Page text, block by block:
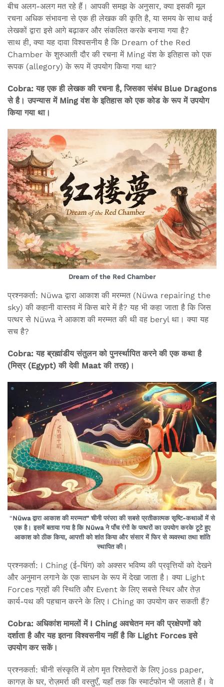
बीच अलग-अलग मत रहे हैं। आपकी समझ के अनुसार, क्या इसकी मूल
रचना अधिक संभावना से एक ही लेखक की कृति है, या समय के साथ कई
लेखकों द्वारा इसे आगे बढ़ाकर और संकलित करके बनाया गया है?
साथ ही, क्या यह दावा विश्वसनीय है कि Dream of the Red
Chamber के शुरुआती दौर की रचना में Ming वंश के इतिहास को एक
रूपक (allegory) के रूप में उपयोग किया गया था?
Cobra: यह एक ही लेखक की रचना है, जिसका संबंध Blue Dragons
से है। उपन्यास में Ming वंश के इतिहास को एक कोड के रूप में उपयोग
किया गया था।
Dream of the Red Chamber
प्रश्नकर्ता: Nüwa द्वारा आकाश की मरम्मत (Nüwa repairing the
sky) की कहानी वास्तव में किस बारे में है? यह भी कहा जाता है कि जिस
पत्थर से Nüwa ने आकाश की मरम्मत की थी वह beryl था। क्या यह
सच है?
Cobra: यह ब्रह्मांडीय संतुलन को पुनर्स्थापित करने की एक कथा है
(मिस्र (Egypt) की देवी Maat की तरह)।
“Nüwa द्वारा आकाश की मरम्मत” चीनी परंपरा की सबसे प्रतीकात्मक सृष्टि-कथाओं में से
एक है। इसमें बताया गया है कि Nüwa ने पाँच रंगों के पत्थरों का उपयोग करके टूटे हुए
आकाश को ठीक किया, आपत्ती को शांत किया और संसार में फिर से व्यवस्था तथा शांति
स्थापित की।
प्रश्नकर्ता: I Ching (ई-चिंग) को अक्सर भविष्य की प्रवृत्तियों को देखने
और अनुमान लगाने के एक साधन के रूप में देखा जाता है। क्या Light
Forces ग्रहों की स्थिति और Event‌ के लिए सबसे स्थिर और तेज़
कार्य-पथ की पहचान करने के लिए I Ching का उपयोग कर सकती हैं?
Cobra: अधिकांश मामलों में I Ching अवचेतन मन की प्रक्षेपणों को
दर्शाता है और यह इतना विश्वसनीय नहीं है कि Light Forces इसे
उपयोग कर सकें।
प्रश्नकर्ता: चीनी संस्कृति में लोग मृत रिश्तेदारों के लिए joss paper,
कागज़ के घर, रोज़मर्रा की वस्तुएँ, यहाँ तक कि स्मार्टफोन भी जलाते हैं। वे